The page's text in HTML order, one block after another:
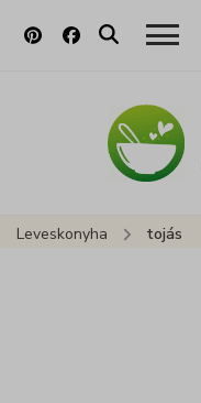
Leveskonyha tojás